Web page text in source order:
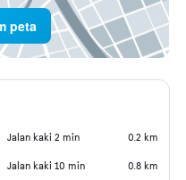
peta
Jalan kaki 2 min 0.2 km
Jalan kaki 10 min 0.8 km